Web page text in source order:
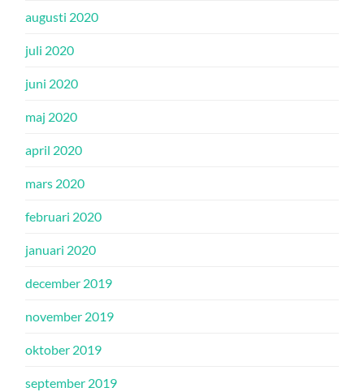
augusti 2020
juli 2020
juni 2020
maj 2020
april 2020
mars 2020
februari 2020
januari 2020
december 2019
november 2019
oktober 2019
september 2019